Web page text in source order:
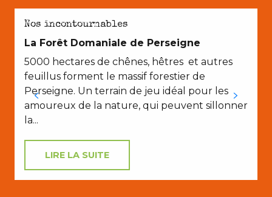
SUR NOS CHEMINS
Nos incontournables
La Forêt Domaniale de Perseigne
5000 hectares de chênes, hêtres et autres
feuillus forment le massif forestier de
Perseigne. Un terrain de jeu idéal pour les
amoureux de la nature, qui peuvent sillonner
la...
LIRE LA SUITE